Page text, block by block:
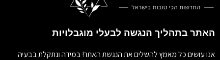
האתר בתהליך הנגשה לבעלי מוגבלויות
אנו עושים כל מאמץ להשלים את הנגשת האתר! במידה ונתקלת בבעיה